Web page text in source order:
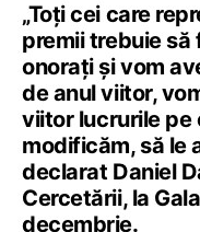
„Toți cei care
premii trebuie
onorați și vom
de anul viitor,
viitor lucrurile pe
modificăm, să le
declarat Daniel
Cercetării, la
decembrie.